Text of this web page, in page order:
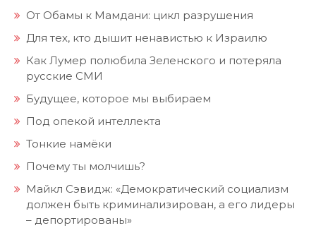
От Обамы к Мамдани: цикл разрушения
Для тех, кто дышит ненавистью к Израилю
Как Лумер полюбила Зеленского и потеряла
русские СМИ
Будущее, которое мы выбираем
Под опекой интеллекта
Тонкие намёки
Почему ты молчишь?
Майкл Сэвидж: «Демократический социализм
должен быть криминализирован, а его лидеры
– депортированы»